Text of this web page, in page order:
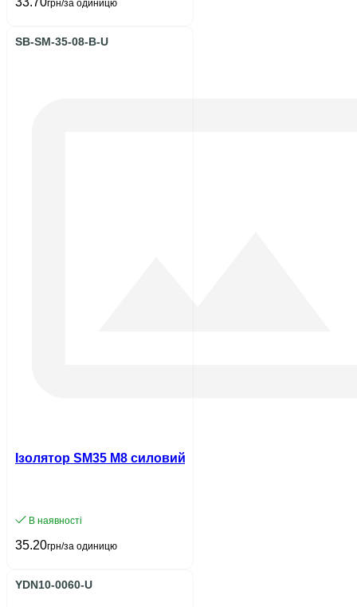
грн/за одиницю
SB-SM-35-08-B-U
Ізолятор SM35 М8 силовий з болтом UEC
В наявності
35.20грн/за одиницю
YDN10-0060-U